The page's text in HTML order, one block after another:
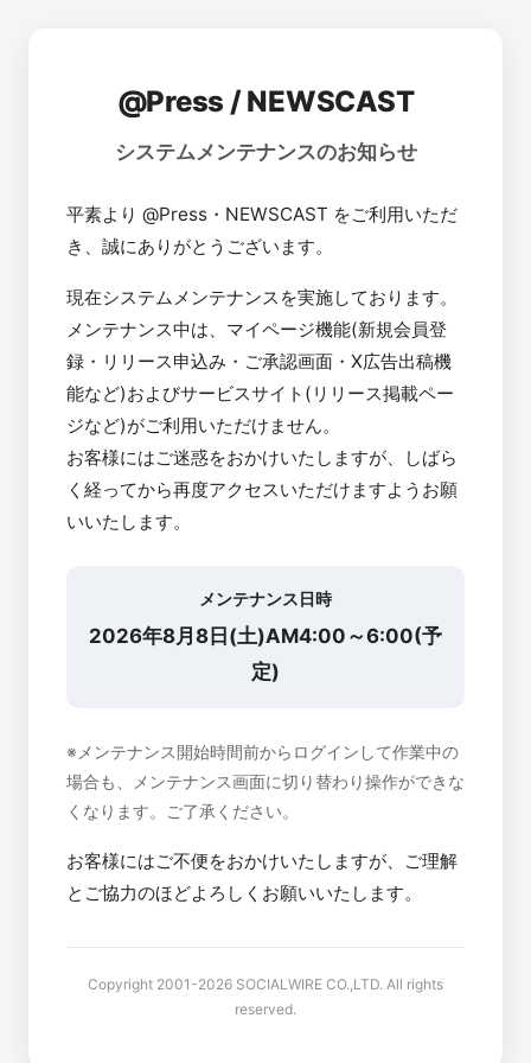
@Press / NEWSCAST
システムメンテナンスのお知らせ
平素より @Press・NEWSCAST をご利用いただ
き、誠にありがとうございます。
現在システムメンテナンスを実施しております。
メンテナンス中は、マイページ機能(新規会員登
録・リリース申込み・ご承認画面・X広告出稿機
能など)およびサービスサイト(リリース掲載ペー
ジなど)がご利用いただけません。
お客様にはご迷惑をおかけいたしますが、しばら
く経ってから再度アクセスいただけますようお願
いいたします。
メンテナンス日時
2026年8月8日(土)AM4:00～6:00(予
定)
※メンテナンス開始時間前からログインして作業中の
場合も、メンテナンス画面に切り替わり操作ができな
くなります。ご了承ください。
お客様にはご不便をおかけいたしますが、ご理解
とご協力のほどよろしくお願いいたします。
Copyright 2001-2026 SOCIALWIRE CO.,LTD. All rights
reserved.